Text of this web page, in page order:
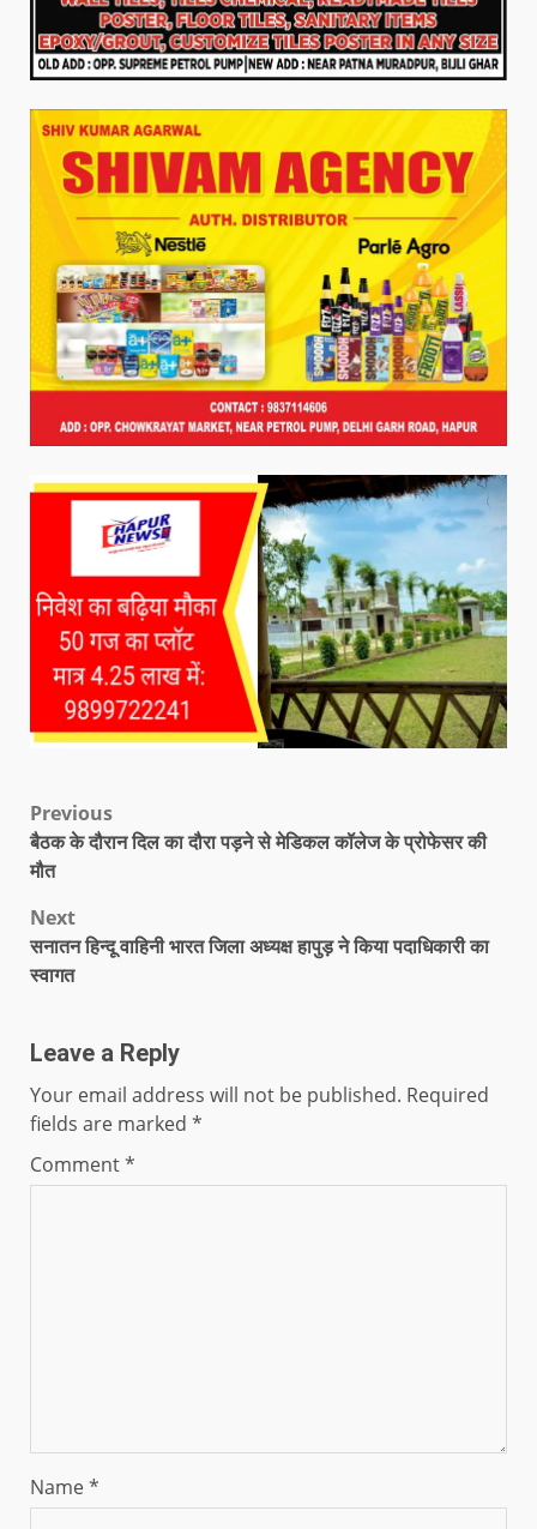
Previous
बैठक के दौरान दिल का दौरा पड़ने से मेडिकल कॉलेज के प्रोफेसर की
मौत
Next
सनातन हिन्दू वाहिनी भारत जिला अध्यक्ष हापुड़ ने किया पदाधिकारी का
स्वागत
Leave a Reply
Your email address will not be published. Required
fields are marked *
Comment*
Name*